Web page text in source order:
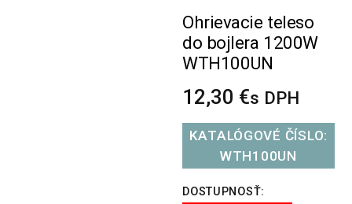
Ohrievacie teleso
do bojlera 1200W
WTH100UN
12,30 €s DPH
KATALÓGOVÉ ČÍSLO:
WTH100UN
DOSTUPNOSŤ: